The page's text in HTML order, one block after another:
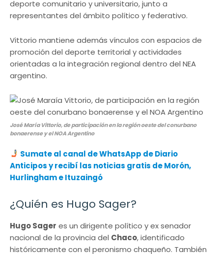
deporte comunitario y universitario, junto a
representantes del ámbito político y federativo.
Vittorio mantiene además vínculos con espacios de
promoción del deporte territorial y actividades
orientadas a la integración regional dentro del NEA
argentino.
José María Vittorio, de participación en la región oeste del conurbano
bonaerense y el NOA Argentino
Sumate al canal de WhatsApp de Diario
Anticiposy recibí las noticias gratis de Morón,
Hurlingham e Ituzaingó
¿Quién es Hugo Sager?
Hugo Sager es un dirigente político y ex senador
nacional de la provincia del Chaco, identificado
históricamente con el peronismo chaqueño. También